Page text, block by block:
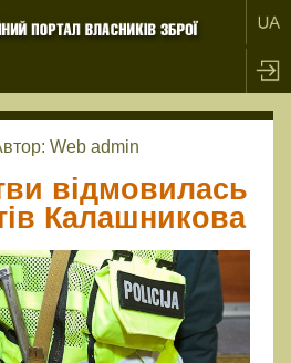
Web admin
відмовилась
Калашникова